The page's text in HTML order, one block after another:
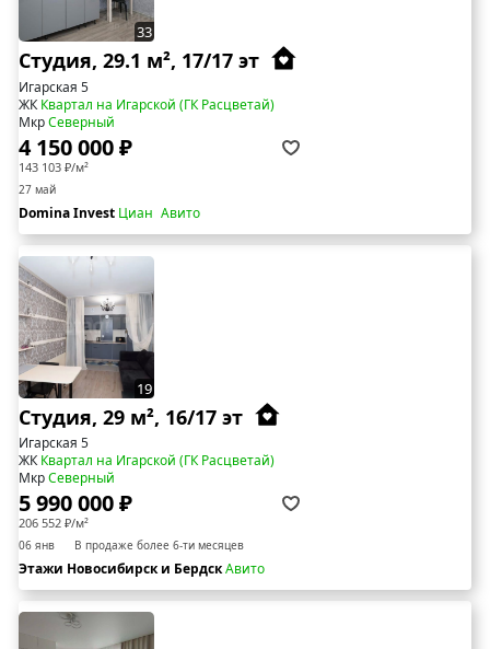
33
Студия, 29.1 м², 17/17 эт
Игарская 5
ЖККвартал на Игарской (ГК Расцветай)
МкрСеверный
4 150 000 ₽
143 103 ₽/м²
27 май
Domina Invest Циан Авито
19
Студия, 29 м², 16/17 эт
Игарская 5
ЖККвартал на Игарской (ГК Расцветай)
МкрСеверный
5 990 000 ₽
206 552 ₽/м²
06 янв В продаже более 6-ти месяцев
Этажи Новосибирск и БердскАвито